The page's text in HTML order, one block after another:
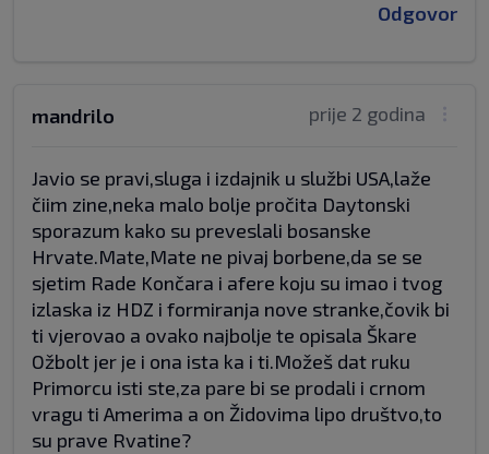
Odgovor
prije 2 godina
mandrilo
Javio se pravi,sluga i izdajnik u službi USA,laže
čiim zine,neka malo bolje pročita Daytonski
sporazum kako su preveslali bosanske
Hrvate.Mate,Mate ne pivaj borbene,da se se
sjetim Rade Končara i afere koju su imao i tvog
izlaska iz HDZ i formiranja nove stranke,čovik bi
ti vjerovao a ovako najbolje te opisala Škare
Ožbolt jer je i ona ista ka i ti.Možeš dat ruku
Primorcu isti ste,za pare bi se prodali i crnom
vragu ti Amerima a on Židovima lipo društvo,to
su prave Rvatine?